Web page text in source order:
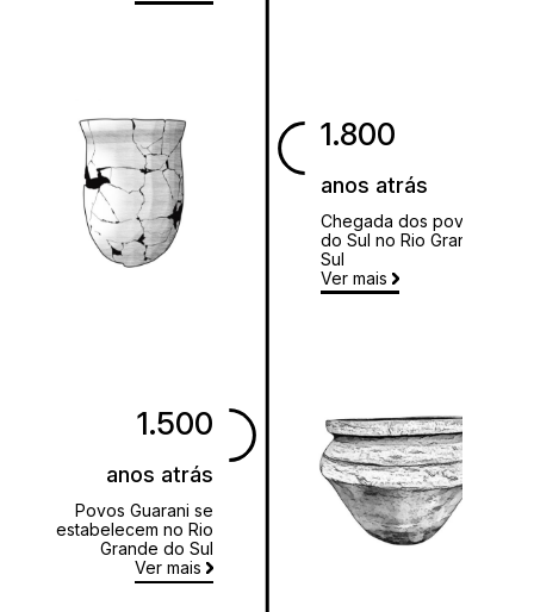
Chegada dos povos Jê
do Sul no Rio Grande do
Sul
Ver mais
1.800
anos atrás
Povos Guarani se
estabelecem no Rio
Grande do Sul
Ver mais
1.500
anos atrás